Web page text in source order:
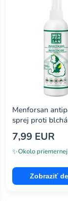
Menforsan
sprej proti
kliešťom pre
250ml
7,99 EUR
✨Okolo priemernej
Zobraziť